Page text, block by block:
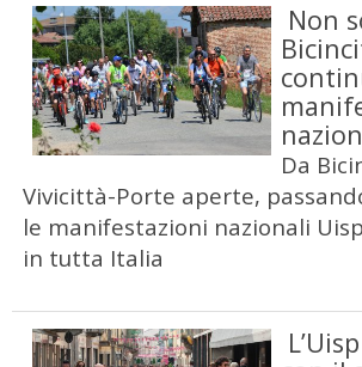
Non
Da
Vivicittà-Porte aperte,
le manifestazioni nazionali
in tutta Italia